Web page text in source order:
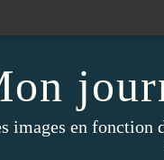
images en fonction